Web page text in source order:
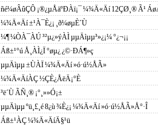
ñé¼øÂûÇÔ ¡®¿µÅäºÐÀï¡¯ ¼¾Ä«Äí 12ÇØ¸® Ã¹
¼¾Ä«Äí ±¹À¯È­¿¡ ¸ð¼øµÈ´Ù
¼¶ ¼ÒÀ¯ÀÚ ³²µ¿»ýÀÌ µµÄìµµ³»¿¡¼­ °­¿¬¡¡
Áß±¹°ú Å¸ÀÌ¿Ï °øµ¿ ¿©·ÐÁ¶»ç
µµÄìµµ ±ÙÀÏ ¼¾Ä«Äí »ó·ú½ÅÃ»
¼¾Ä«ÄíÀÇ ½ÇÈ¿ÅëÄ¡°­È­
³ë´Ù ÃÑ¸® ¡°¸»»Ó¡±
µµÄìµµ ºü¸£¸é 8¿ù ¾È¿¡ ¼¾Ä«Äí »ó·ú½ÅÃ»Å°·Î
Áß±¹ÀÇ ¼¾Ä«ÄíÄ§¹ü